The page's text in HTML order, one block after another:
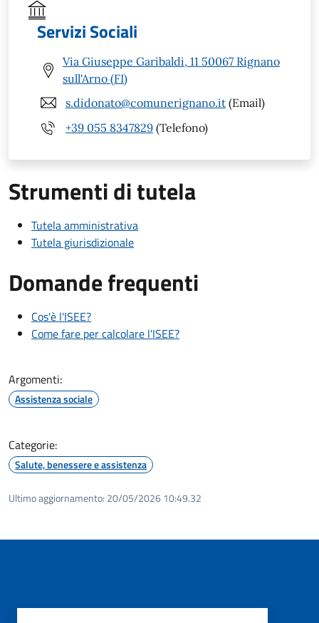
Servizi Sociali
Via Giuseppe Garibaldi, 11 50067 Rignano
sull'Arno (FI)
s.didonato@comunerignano.it (Email)
+39 055 8347829 (Telefono)
Strumenti di tutela
Tutela amministrativa
Tutela giurisdizionale
Domande frequenti
Cos'è l'ISEE?
Come fare per calcolare l'ISEE?
Argomenti:
Assistenza sociale
Categorie:
Salute, benessere e assistenza
Ultimo aggiornamento: 20/05/2026 10:49.32